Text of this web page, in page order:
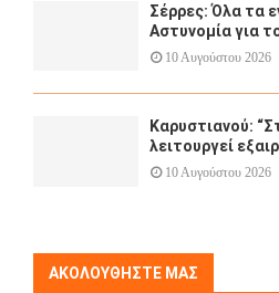
Σέρρες: Όλα τα
Αστυνομία για
10 Αυγούστου 2026
Καρυστιανού:
λειτουργεί
10 Αυγούστου 2026
ΑΚΟΛΟΥΘΉΣΤΕ ΜΑΣ